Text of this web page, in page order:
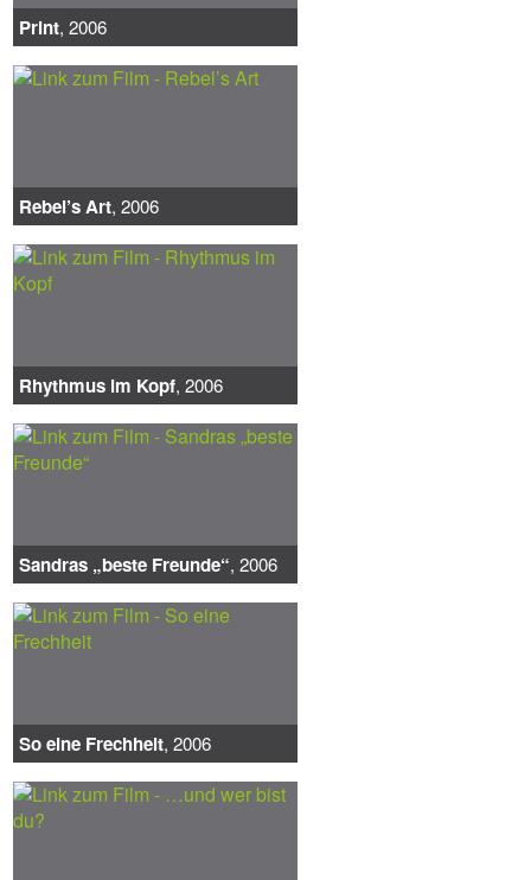
Print, 2006
Rebel’s Art, 2006
Rhythmus im Kopf, 2006
Sandras „beste Freunde“, 2006
So eine Frechheit, 2006